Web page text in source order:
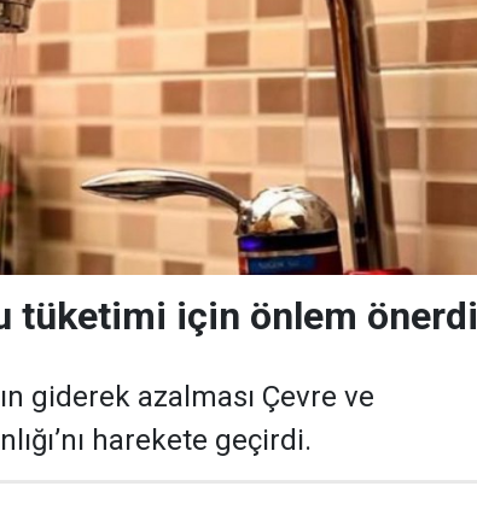
tüketimi için önlem önerdi
giderek azalması Çevre ve
harekete geçirdi.